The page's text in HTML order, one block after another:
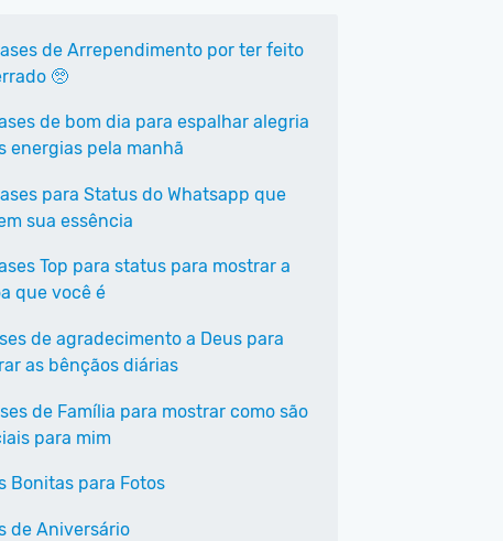
de Arrependimento por ter feito
🥺
de bom dia para espalhar alegria
energias pela manhã
para Status do Whatsapp que
sua essência
Top para status para mostrar a
que você é
de agradecimento a Deus para
as bênçãos diárias
de Família para mostrar como são
para mim
Bonitas para Fotos
de Aniversário